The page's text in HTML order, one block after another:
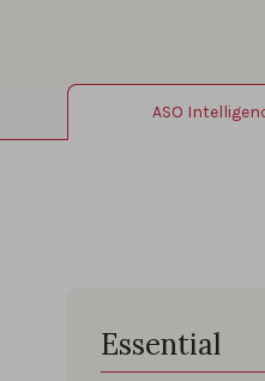
ASO
Essential